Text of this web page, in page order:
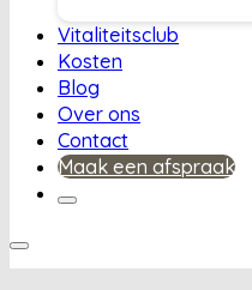
Vitaliteitsclub
Kosten
Blog
Over ons
Contact
Maak een afspraak